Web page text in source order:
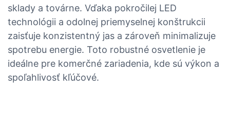
sklady a továrne. Vďaka pokročilej LED
technológii a odolnej priemyselnej konštrukcii
zaisťuje konzistentný jas a zároveň minimalizuje
spotrebu energie. Toto robustné osvetlenie je
ideálne pre komerčné zariadenia, kde sú výkon a
spoľahlivosť kľúčové.